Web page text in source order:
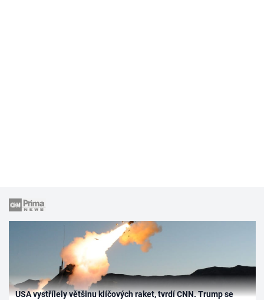
USA vystřílely většinu klíčových raket, tvrdí CNN. Trump se